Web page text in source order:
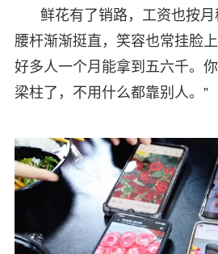
鲜花有了销路，工资也按
腰杆渐渐挺直，笑容也常挂脸上
好多人一个月能拿到五六千。
梁柱了，不用什么都靠别人。”